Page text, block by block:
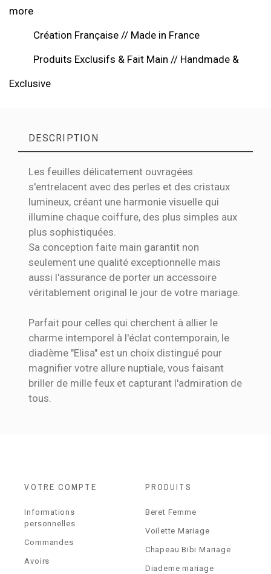
more
Création Française // Made in France
Produits Exclusifs & Fait Main // Handmade &
Exclusive
DESCRIPTION
Les feuilles délicatement ouvragées
s'entrelacent avec des perles et des cristaux
lumineux, créant une harmonie visuelle qui
illumine chaque coiffure, des plus simples aux
plus sophistiquées.
Sa conception faite main garantit non
seulement une qualité exceptionnelle mais
aussi l'assurance de porter un accessoire
véritablement original le jour de votre mariage.
Parfait pour celles qui cherchent à allier le
charme intemporel à l'éclat contemporain, le
diadème "Elisa" est un choix distingué pour
magnifier votre allure nuptiale, vous faisant
briller de mille feux et capturant l'admiration de
tous.
VOTRE COMPTE
Informations
personnelles
Commandes
Avoirs
PRODUITS
Beret Femme
Voilette Mariage
Chapeau Bibi Mariage
Diademe mariage